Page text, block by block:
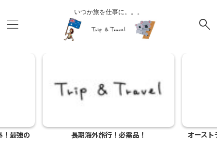
いつか旅を仕事に。。。
！最強の 長期海外旅行！必需品！
オース